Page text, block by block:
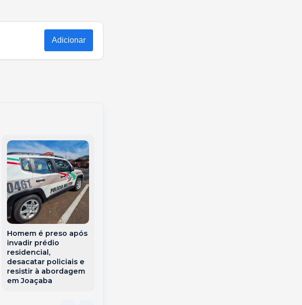
Adicionar
Homem é preso após
invadir prédio
residencial,
desacatar policiais e
resistir à abordagem
em Joaçaba